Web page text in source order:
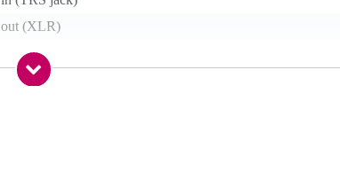
out (XLR)